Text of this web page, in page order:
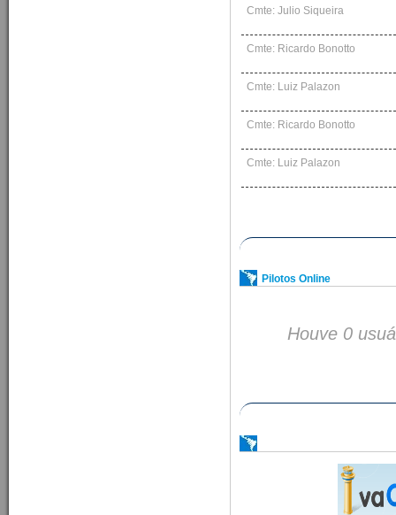
Cmte: Julio Siqueira
Cmte: Ricardo Bonotto
Cmte: Luiz Palazon
Cmte: Ricardo Bonotto
Cmte: Luiz Palazon
Pilotos Online
Houve 0